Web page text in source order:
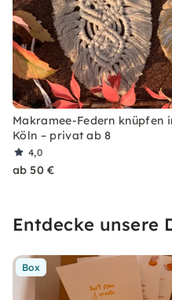
Makramee-Federn knüpfen
Köln – privat ab 8
4,0
ab 50 €
Entdecke unsere
Box